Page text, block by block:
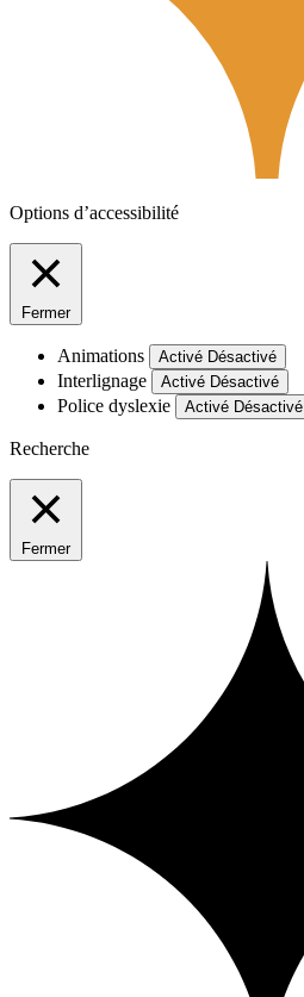
Options d’accessibilité
Fermer
Animations Activé Désactivé
Interlignage Activé Désactivé
Police dyslexie Activé Désactivé
Recherche
Fermer